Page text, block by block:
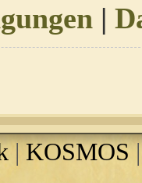
|
|KOSMOS